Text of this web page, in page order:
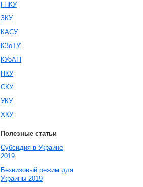
ГПКУ
ЗКУ
КАСУ
КЗоТУ
КУоАП
НКУ
СКУ
УКУ
ХКУ
Полезные статьи
Субсидия в Украине
2019
Безвизовый режим для
Украины 2019